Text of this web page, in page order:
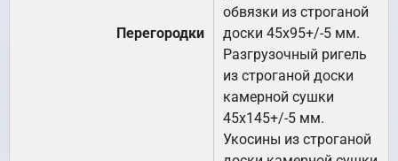
Перегородки
обвязки из строганой
доски 45х95+/-5 мм.
Разгрузочный ригель
из строганой доски
камерной сушки
45х145+/-5 мм.
Укосины из строганой